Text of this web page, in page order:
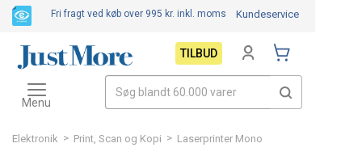
Elektronik > Print, Scan og Kopi > Laserprinter Mono
Fri fragt ved køb over 995 kr. inkl. moms Kundeservice
TILBUD
Toggle
navigation
Menu